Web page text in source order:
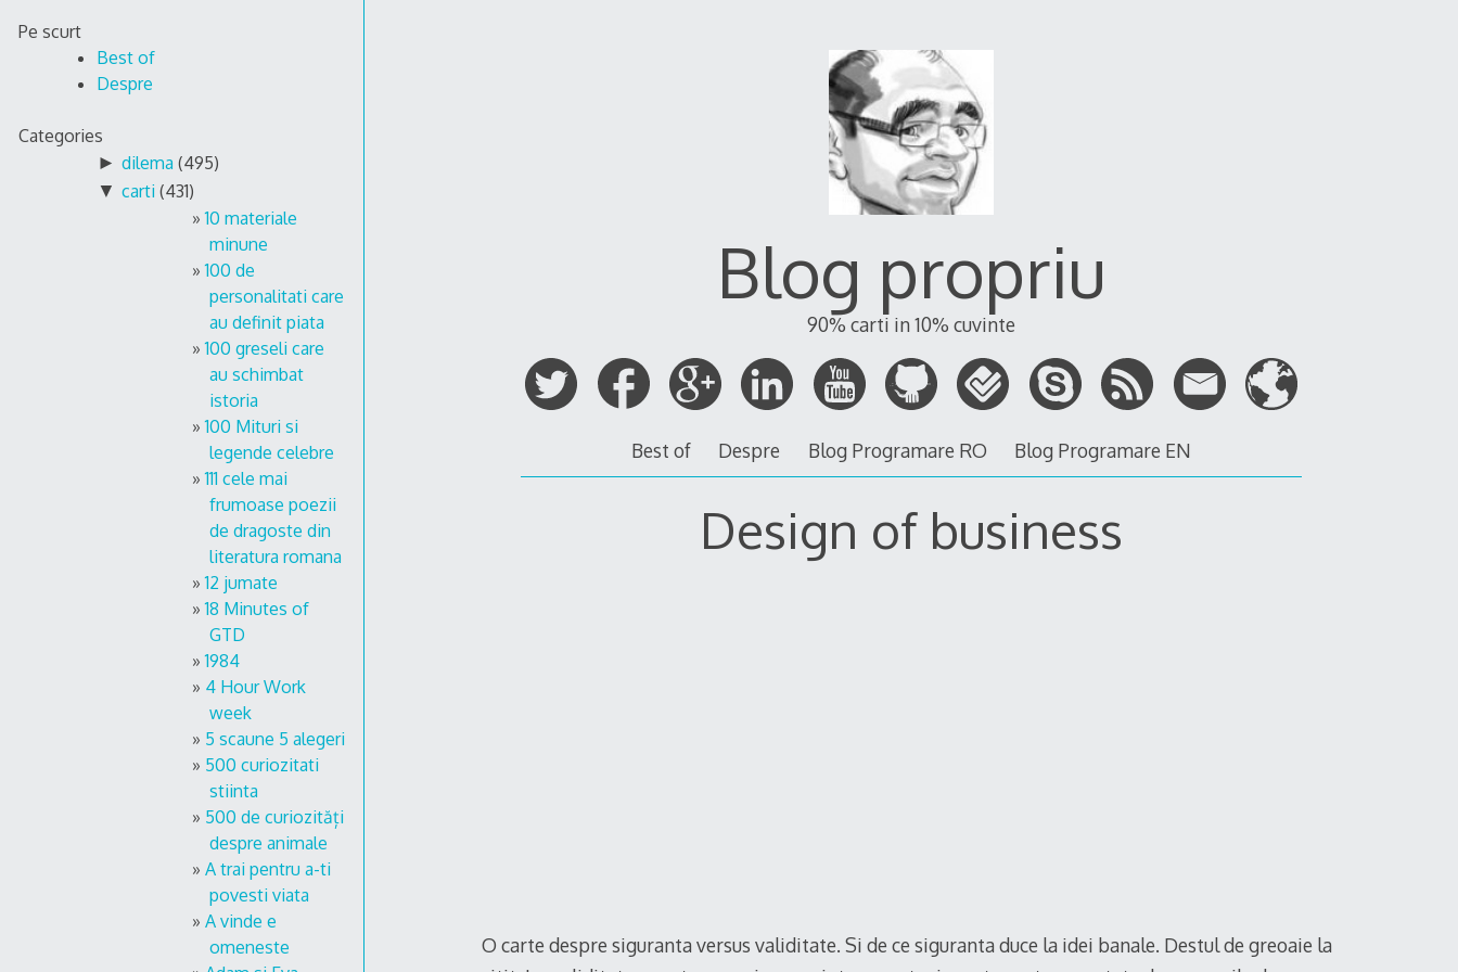
Blog propriu
90% carti in 10% cuvinte
Best of Despre Blog Programare RO Blog Programare EN
Design of business
O carte despre siguranta versus validitate. Si de ce siguranta duce la idei banale. Destul de greoaie la
Pe scurt
Best of
Despre
Categories
► dilema (495)
▼ carti (431)
10 materiale
minune
100 de
personalitati care
au definit piata
100 greseli care
au schimbat
istoria
100 Mituri si
legende celebre
111 cele mai
frumoase poezii
de dragoste din
literatura romana
12 jumate
18 Minutes of
GTD
1984
4 Hour Work
week
5 scaune 5 alegeri
500 curiozitati
stiinta
500 de curiozități
despre animale
A trai pentru a-ti
povesti viata
A vinde e
omeneste